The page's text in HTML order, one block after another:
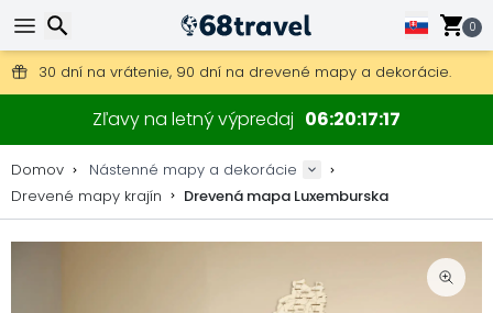
0
Poštovné zdarma na objednávky nad 49 €.
30 dní na vrátenie, 90 dní na drevené mapy a dekorácie.
Originálny výrobca máp a dekorácií.
Zľavy na letný výpredaj 06 20 17 17
Domov
Nástenné mapy a dekorácie
Drevené mapy krajín
Drevená mapa Luxemburska
Hľadať
Hľadať